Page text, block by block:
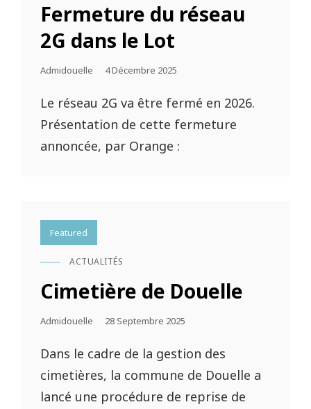
Fermeture du réseau
2G dans le Lot
Admidouelle
Posted
4 Décembre 2025
Le réseau 2G va être fermé en 2026.
Présentation de cette fermeture
annoncée, par Orange :
Featured
CAT
ACTUALITÉS
Cimetière de Douelle
Admidouelle
Posted
28 Septembre 2025
Dans le cadre de la gestion des
cimetières, la commune de Douelle a
lancé une procédure de reprise de